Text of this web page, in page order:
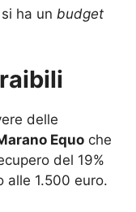
ha un budget
delle
Equo che
del 19%
alle 1.500 euro.